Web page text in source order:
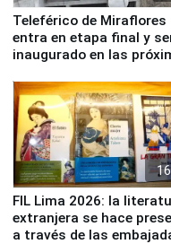
Teleférico de Miraflores
entra en etapa final y
inaugurado en las
16
FIL Lima 2026: la
extranjera se hace
a través de las